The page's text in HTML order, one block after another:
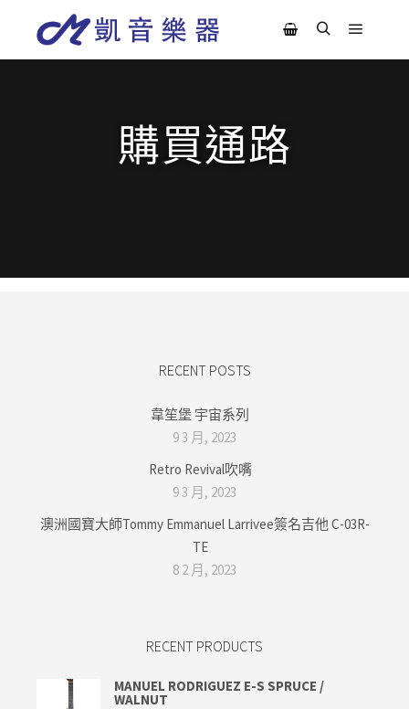
購買通路
RECENT POSTS
韋笙堡 宇宙系列
9 3 月, 2023
Retro Revival吹嘴
9 3 月, 2023
澳洲國寶大師Tommy Emmanuel Larrivee簽名吉他 C-03R-
TE
8 2 月, 2023
RECENT PRODUCTS
MANUEL RODRIGUEZ E-S SPRUCE /
WALNUT